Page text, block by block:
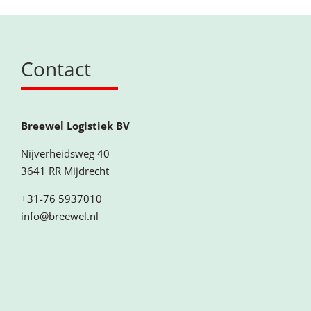
Contact
Breewel Logistiek BV
Nijverheidsweg 40
3641 RR Mijdrecht
+31-76 5937010
info@breewel.nl